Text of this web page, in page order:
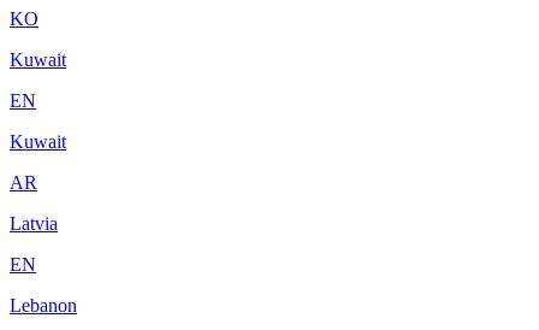
KO
Kuwait
EN
Kuwait
AR
Latvia
EN
Lebanon